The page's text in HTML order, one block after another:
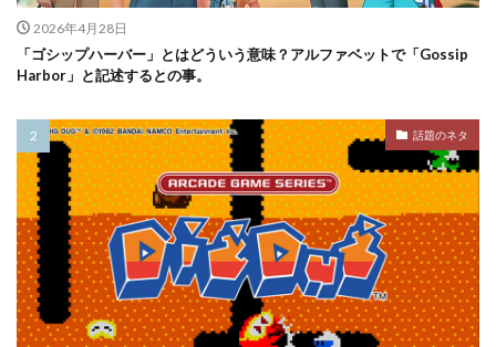
2026年4月28日
「ゴシップハーバー」とはどういう意味？アルファベットで「Gossip
Harbor」と記述するとの事。
話題のネタ